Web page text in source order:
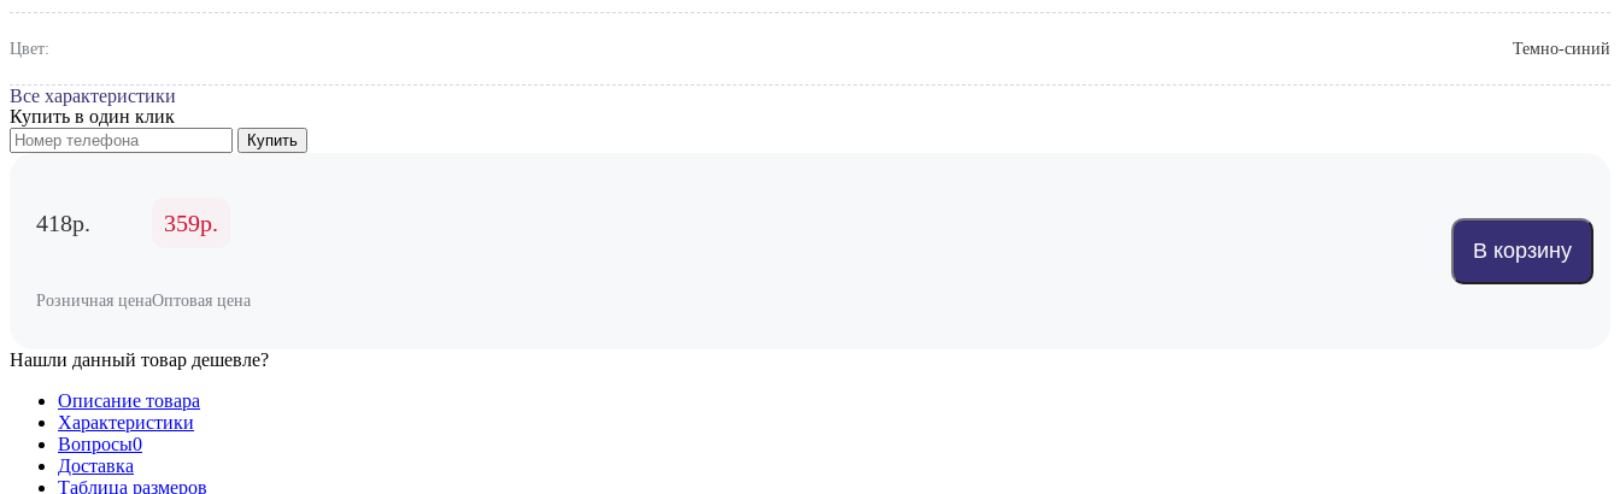
Цвет: Темно-синий
Все характеристики
Купить в один клик
Купить
418р.
Розничная цена
359р.
Оптовая цена
В корзину
Нашли данный товар дешевле?
Описание товара
Характеристики
Вопросы0
Доставка
Таблица размеров